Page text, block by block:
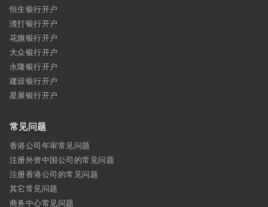
恒生银行开户
渣打银行开户
花旗银行开户
大众银行开户
永隆银行开户
建设银行开户
星展银行开户
常见问题
香港公司年审常见问题
注册外资中国公司的常见问题
注册香港公司的常见问题
其它常见问题
商务中心常见问题